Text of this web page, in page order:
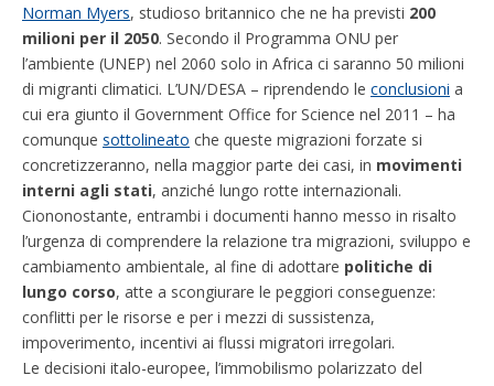
Norman Myers, studioso britannico che ne ha previsti 200
milioni per il 2050. Secondo il Programma ONU per
l’ambiente (UNEP) nel 2060 solo in Africa ci saranno 50 milioni
di migranti climatici. L’UN/DESA – riprendendo le conclusioni a
cui era giunto il Government Office for Science nel 2011 – ha
comunque sottolineato che queste migrazioni forzate si
concretizzeranno, nella maggior parte dei casi, in movimenti
interni agli stati, anziché lungo rotte internazionali.
Ciononostante, entrambi i documenti hanno messo in risalto
l’urgenza di comprendere la relazione tra migrazioni, sviluppo e
cambiamento ambientale, al fine di adottare politiche di
lungo corso, atte a scongiurare le peggiori conseguenze:
conflitti per le risorse e per i mezzi di sussistenza,
impoverimento, incentivi ai flussi migratori irregolari.
Le decisioni italo-europee, l’immobilismo polarizzato del